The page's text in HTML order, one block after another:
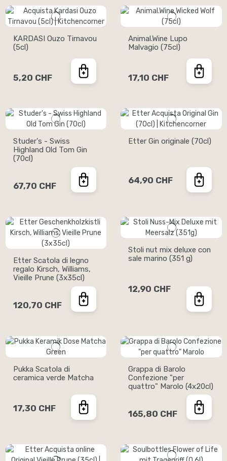
KARDASI Ouzo Tirnavou
(5cl)
5,20 CHF
Animal.Wine Lupo
Malvagio (75cl)
17,10 CHF
Studer's - Swiss
Highland Old Tom Gin
(70cl)
67,70 CHF
Etter Gin originale (70cl)
64,90 CHF
Etter Scatola di legno
regalo Kirsch, Williams,
Vieille Prune (3x35cl)
120,70 CHF
Stoli nut mix deluxe con
sale marino (351 g)
12,90 CHF
Pukka Scatola di
ceramica verde Matcha
17,30 CHF
Grappa di Barolo
Confezione "per
quattro" Marolo (4x20cl)
165,80 CHF